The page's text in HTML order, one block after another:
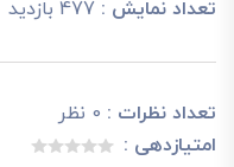
تعداد نمایش : 477 بازدید
تعداد نظرات : 0 نظر
امتیازدهی :